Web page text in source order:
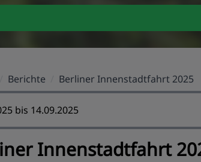
Berichte Berliner Innenstadtfahrt 2025
bis 14.09.2025
Innenstadtfahrt